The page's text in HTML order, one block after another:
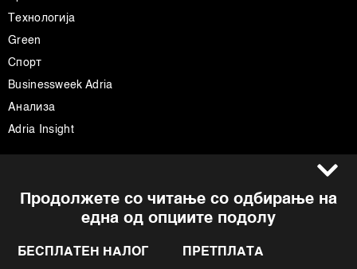
Продолжете со читање со одбирање на
една од опциите подолу
БЕСПЛАТЕН НАЛОГ ПРЕТПЛАТА
Технологија
Green
Спорт
Businessweek Adria
Анализа
Adria Insight
Импресум
Политика на приватност
Facebook
Instagram